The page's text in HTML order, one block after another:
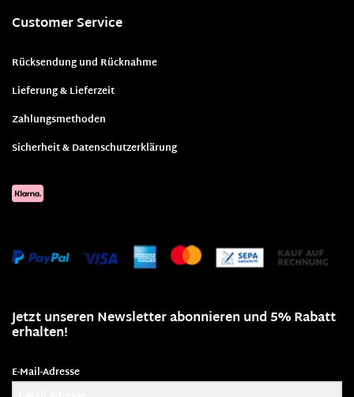
Customer Service
Rücksendung und Rücknahme
Lieferung & Lieferzeit
Zahlungsmethoden
Sicherheit & Datenschutzerklärung
Jetzt unseren Newsletter abonnieren und 5% Rabatt
erhalten!
E-Mail-Adresse